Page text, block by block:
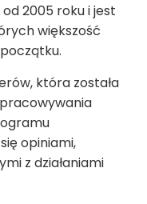
2005 roku i jest
większość
która została
opiniami,
z działaniami